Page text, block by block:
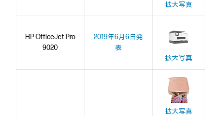
拡大写真
HP OfficeJet Pro
9020
2019年6月6日発
表
拡大写真
拡大写真